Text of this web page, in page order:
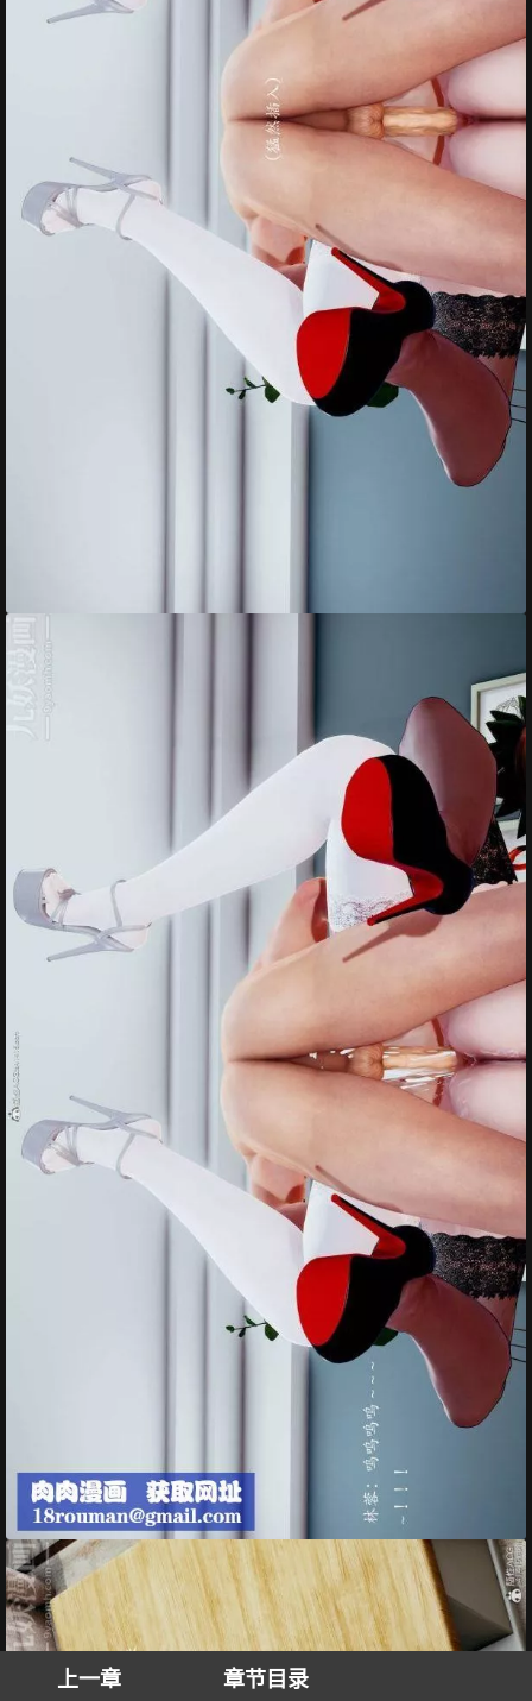
上一章 章节目录